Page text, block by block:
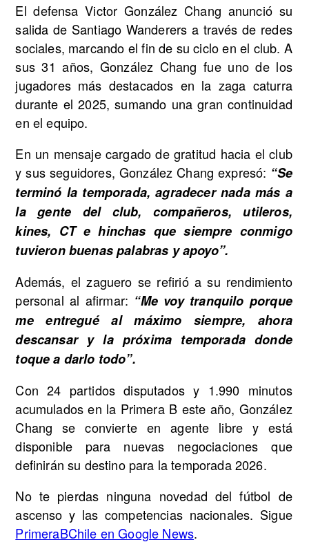
El defensa Victor González Chang anunció su
salida de Santiago Wanderers a través de redes
sociales, marcando el fin de su ciclo en el club. A
sus 31 años, González Chang fue uno de los
jugadores más destacados en la zaga caturra
durante el 2025, sumando una gran continuidad
en el equipo.
En un mensaje cargado de gratitud hacia el club
y sus seguidores, González Chang expresó: “Se
terminó la temporada, agradecer nada más a
la gente del club, compañeros, utileros,
kines, CT e hinchas que siempre conmigo
tuvieron buenas palabras y apoyo”.
Además, el zaguero se refirió a su rendimiento
personal al afirmar: “Me voy tranquilo porque
me entregué al máximo siempre, ahora
descansar y la próxima temporada donde
toque a darlo todo”.
Con 24 partidos disputados y 1.990 minutos
acumulados en la Primera B este año, González
Chang se convierte en agente libre y está
disponible para nuevas negociaciones que
definirán su destino para la temporada 2026.
No te pierdas ninguna novedad del fútbol de
ascenso y las competencias nacionales. Sigue
PrimeraBChile en Google News.